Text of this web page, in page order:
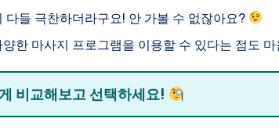
다들 극찬하더라구요! 안 가볼 수 없잖아요?
한 마사지 프로그램을 이용할 수 있다는 점도
비교해보고 선택하세요!